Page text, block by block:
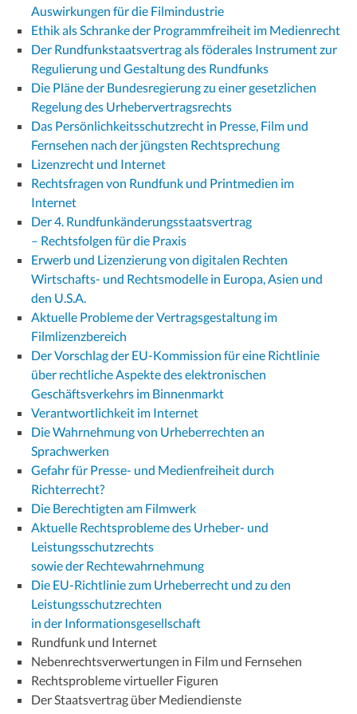
Auswirkungen für die Filmindustrie
Ethik als Schranke der Programmfreiheit im Medienrecht
Der Rundfunkstaatsvertrag als föderales Instrument zur
Regulierung und Gestaltung des Rundfunks
Die Pläne der Bundesregierung zu einer gesetzlichen
Regelung des Urhebervertragsrechts
Das Persönlichkeitsschutzrecht in Presse, Film und
Fernsehen nach der jüngsten Rechtsprechung
Lizenzrecht und Internet
Rechtsfragen von Rundfunk und Printmedien im
Internet
Der 4. Rundfunkänderungsstaatsvertrag
– Rechtsfolgen für die Praxis
Erwerb und Lizenzierung von digitalen Rechten
Wirtschafts- und Rechtsmodelle in Europa, Asien und
den U.S.A.
Aktuelle Probleme der Vertragsgestaltung im
Filmlizenzbereich
Der Vorschlag der EU-Kommission für eine Richtlinie
über rechtliche Aspekte des elektronischen
Geschäftsverkehrs im Binnenmarkt
Verantwortlichkeit im Internet
Die Wahrnehmung von Urheberrechten an
Sprachwerken
Gefahr für Presse- und Medienfreiheit durch
Richterrecht?
Die Berechtigten am Filmwerk
Aktuelle Rechtsprobleme des Urheber- und
Leistungsschutzrechts
sowie der Rechtewahrnehmung
Die EU-Richtlinie zum Urheberrecht und zu den
Leistungsschutzrechten
in der Informationsgesellschaft
Rundfunk und Internet
Nebenrechtsverwertungen in Film und Fernsehen
Rechtsprobleme virtueller Figuren
Der Staatsvertrag über Mediendienste